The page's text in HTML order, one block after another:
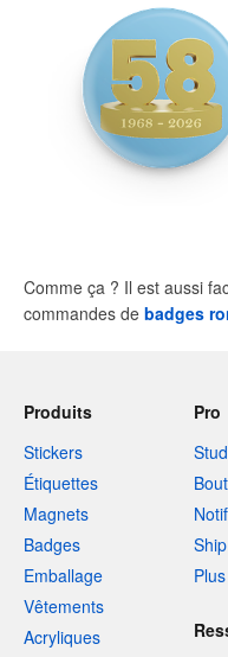
Comme ça ? Il est aussi
commandes de badges
Produits
Stickers
Étiquettes
Magnets
Badges
Emballage
Vêtements
Acryliques
Pro
Ship